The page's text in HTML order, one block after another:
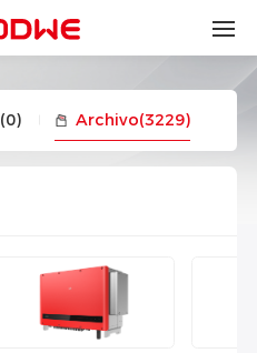
(0) Archivo(3229)